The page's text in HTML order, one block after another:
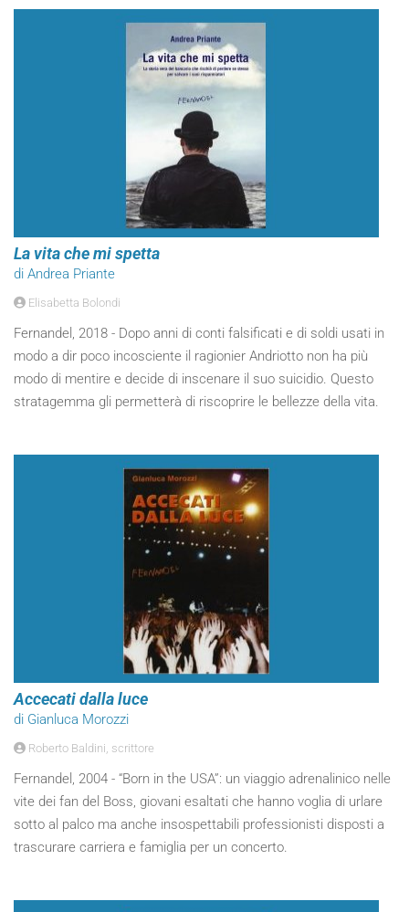
La vita che mi spetta
di Andrea Priante
Elisabetta Bolondi
Fernandel, 2018 - Dopo anni di conti falsificati e di soldi usati in
modo a dir poco incosciente il ragionier Andriotto non ha più
modo di mentire e decide di inscenare il suo suicidio. Questo
stratagemma gli permetterà di riscoprire le bellezze della vita.
Accecati dalla luce
di Gianluca Morozzi
Roberto Baldini, scrittore
Fernandel, 2004 - “Born in the USA”: un viaggio adrenalinico nelle
vite dei fan del Boss, giovani esaltati che hanno voglia di urlare
sotto al palco ma anche insospettabili professionisti disposti a
trascurare carriera e famiglia per un concerto.